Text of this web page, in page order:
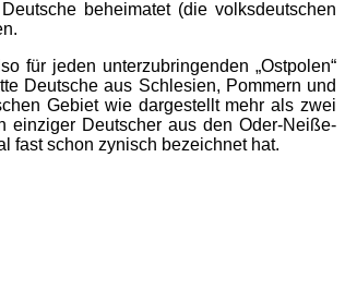
beheimatet (die volksdeutschen
für jeden unterzubringenden „Ostpolen“
Deutsche aus Schlesien, Pommern und
Gebiet wie dargestellt mehr als zwei
einziger Deutscher aus den Oder-Neiße-
fast schon zynisch bezeichnet hat.